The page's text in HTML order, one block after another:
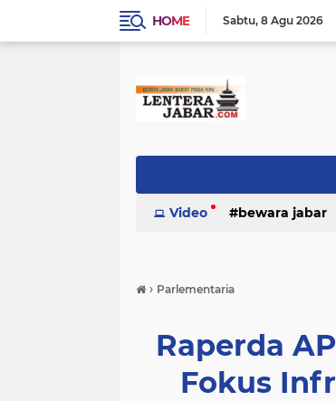
HOME Sabtu 8 Agu 2026
Video bewara jabar
› Parlementaria
Raperda
Fokus